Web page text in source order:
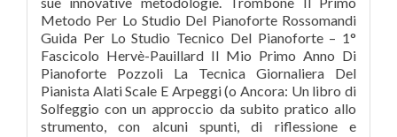
Metodo Per Lo Studio Del Pianoforte Rossomandi
Guida Per Lo Studio Tecnico Del Pianoforte – 1°
Fascicolo Hervè-Pauillard Il Mio Primo Anno Di
Pianoforte Pozzoli La Tecnica Giornaliera Del
Pianista Alati Scale E Arpeggi (o Ancora: Un libro di
Solfeggio con un approccio da subito pratico allo
strumento, con alcuni spunti, di riflessione e